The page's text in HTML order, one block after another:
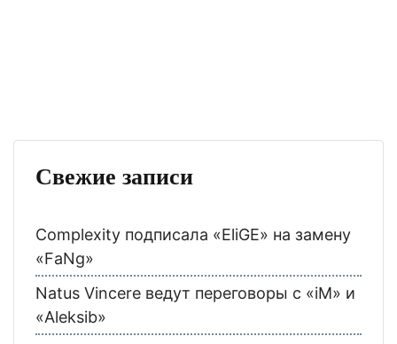
Свежие записи
Complexity подписала «EliGE» на замену
«FaNg»
Natus Vincere ведут переговоры с «iM» и
«Aleksib»